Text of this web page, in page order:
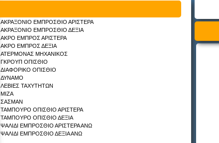
ΑΚΡΑΞΟΝΙΟ ΕΜΠΡΟΣΘΙΟ ΑΡΙΣΤΕΡΑ
ΑΚΡΑΞΟΝΙΟ ΕΜΠΡΟΣΘΙΟ ΔΕΞΙΑ
ΑΚΡΟ ΕΜΠΡΟΣ ΑΡΙΣΤΕΡΑ
ΑΚΡΟ ΕΜΠΡΟΣ ΔΕΞΙΑ
ΑΤΕΡΜΟΝΑΣ ΜΗΧΑΝΙΚΟΣ
ΓΚΡΟΥΠ ΟΠΙΣΘΙΟ
ΔΙΑΦΟΡΙΚΟ ΟΠΙΣΘΙΟ
ΔΥΝΑΜΟ
ΛΕΒΙΕΣ ΤΑΧΥΤΗΤΩΝ
ΜΙΖΑ
ΣΑΣΜΑΝ
ΤΑΜΠΟΥΡΟ ΟΠΙΣΘΙΟ ΑΡΙΣΤΕΡΑ
ΤΑΜΠΟΥΡΟ ΟΠΙΣΘΙΟ ΔΕΞΙΑ
ΨΑΛΙΔΙ ΕΜΠΡΟΣΘΙΟ ΑΡΙΣΤΕΡΑ ΑΝΩ
ΨΑΛΙΔΙ ΕΜΠΡΟΣΘΙΟ ΔΕΞΙΑ ΑΝΩ